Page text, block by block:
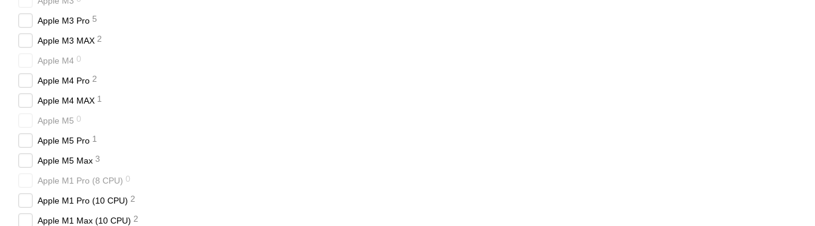
Apple M3 Pro 5
Apple M3 MAX 2
Apple M4 0
Apple M4 Pro 2
Apple M4 MAX 1
Apple M5 0
Apple M5 Pro 1
Apple M5 Max 3
Apple M1 Pro (8 CPU) 0
Apple M1 Pro (10 CPU) 2
Apple M1 Max (10 CPU) 2